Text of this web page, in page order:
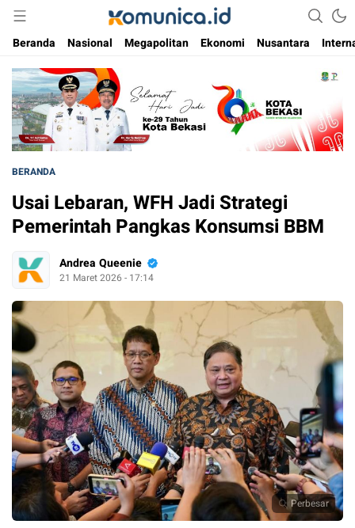
Komunica
Media Informasi Masa Kini
Beranda
Nasional Megapolitan Ekonomi Nusantara
BERANDA
Usai Lebaran, WFH Jadi Strategi
Pemerintah Pangkas Konsumsi BBM
Andrea Queenie
21 Maret 2026 - 17:14
Perbesar